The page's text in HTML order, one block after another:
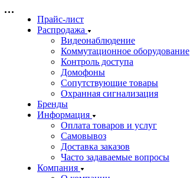
Прайс-лист
Распродажа
Видеонаблюдение
Коммутационное оборудование
Контроль доступа
Домофоны
Сопутствующие товары
Охранная сигнализация
Бренды
Информация
Оплата товаров и услуг
Самовывоз
Доставка заказов
Часто задаваемые вопросы
Компания